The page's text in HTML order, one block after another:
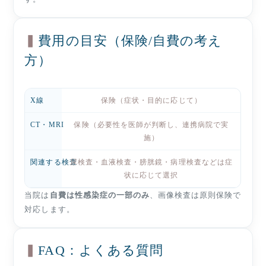
費用の目安（保険/自費の考え
方）
X線 保険（症状・目的に応じて）
CT・MRI
保険（必要性を医師が判断し、連携病院で実
施）
関連する検査尿検査・血液検査・膀胱鏡・病理検査などは症
状に応じて選択
当院は 自費は性感染症の一部のみ 、画像検査は原則保険で
対応します。
FAQ：よくある質問